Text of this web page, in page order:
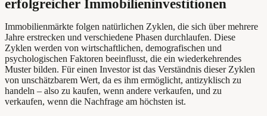
erfolgreicher Immobilieninvestitionen
Immobilienmärkte folgen natürlichen Zyklen, die sich über mehrere
Jahre erstrecken und verschiedene Phasen durchlaufen. Diese
Zyklen werden von wirtschaftlichen, demografischen und
psychologischen Faktoren beeinflusst, die ein wiederkehrendes
Muster bilden. Für einen Investor ist das Verständnis dieser Zyklen
von unschätzbarem Wert, da es ihm ermöglicht, antizyklisch zu
handeln – also zu kaufen, wenn andere verkaufen, und zu
verkaufen, wenn die Nachfrage am höchsten ist.